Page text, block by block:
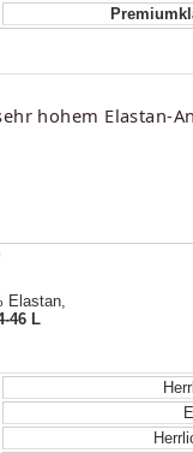
hohem Elastan-
Elastan,
46 L